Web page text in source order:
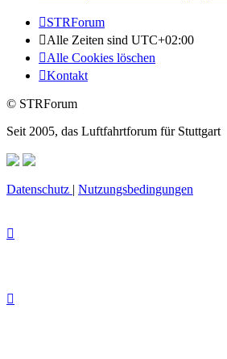
STRForum
Alle Zeiten sind UTC+02:00
Alle Cookies löschen
Kontakt
© STRForum
Seit 2005, das Luftfahrtforum für Stuttgart
Datenschutz | Nutzungsbedingungen